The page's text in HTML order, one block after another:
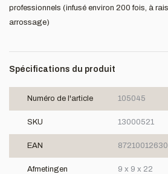
professionnels (infusé environ 200 fois, à
arrossage)
Spécifications du produit
Numéro de l'article 105045
SKU 13000521
EAN
Afmetingen 9 x 9 x 22